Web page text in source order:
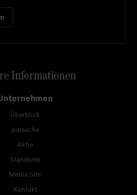
Informationen
Überblick
Jobsuche
Aktie
Standorte
Media Site
Kontakt